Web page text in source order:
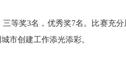
等奖3名，优秀奖7名。比赛充
市创建工作添光添彩。